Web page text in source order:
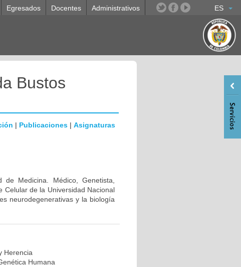
ES
Egresados Docentes Administrativos
Bustos
| Publicaciones | Asignaturas
Medicina. Médico, Genetista,
Celular de la Universidad Nacional
neurodegenerativas y la biología
Herencia
Humana